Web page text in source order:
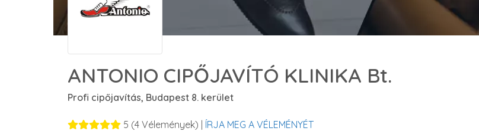
ANTONIO CIPŐJAVÍTÓ KLINIKA Bt.
Profi cipőjavítás, Budapest 8. kerület
5 (4 Vélemények) | ÍRJA MEG A VÉLEMÉNYÉT